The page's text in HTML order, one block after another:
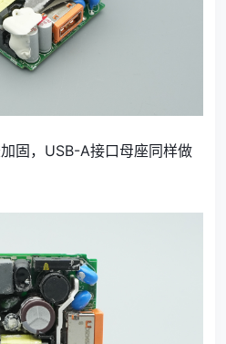
固，USB-A接口母座同样做